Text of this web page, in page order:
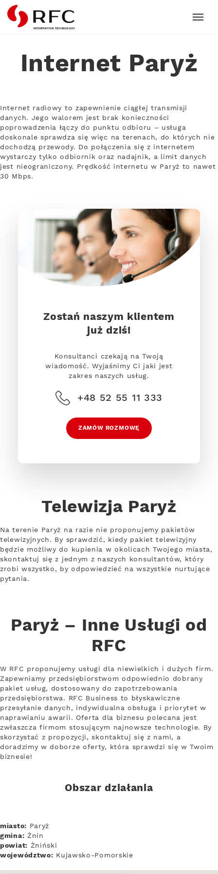
RFC
Internet Paryż
Internet radiowy to zapewnienie ciągłej transmisji
danych. Jego walorem jest brak konieczności
poprowadzenia łączy do punktu odbioru – usługa
doskonale sprawdza się więc na terenach, do których nie
dochodzą przewody. Do połączenia się z internetem
wystarczy tylko odbiornik oraz nadajnik, a limit danych
jest nieograniczony. Prędkość internetu w Paryż to nawet
30 Mbps.
Zostań naszym klientem
już dziś!
Konsultanci czekają na Twoją
wiadomość. Wyjaśnimy Ci jaki jest
zakres naszych usług.
+48 52 55 11 333
ZAMÓW ROZMOWĘ
Telewizja Paryż
Na terenie Paryż na razie nie proponujemy pakietów
telewizyjnych. By sprawdzić, kiedy pakiet telewizyjny
będzie możliwy do kupienia w okolicach Twojego miasta,
skontaktuj się z jednym z naszych konsultantów, który
zrobi wszystko, by odpowiedzieć na wszystkie nurtujące
pytania.
Paryż – Inne Usługi od
RFC
W RFC proponujemy usługi dla niewielkich i dużych firm.
Zapewniamy przedsiębiorstwom odpowiednio dobrany
pakiet usług, dostosowany do zapotrzebowania
przedsiębiorstwa. RFC Business to błyskawiczne
przesyłanie danych, indywidualna obsługa i priorytet w
naprawianiu awarii. Oferta dla biznesu polecana jest
zwłaszcza firmom stosującym najnowsze technologie. By
skorzystać z propozycji, skontaktuj się z nami, a
doradzimy w doborze oferty, która sprawdzi się w Twoim
biznesie!
Obszar działania
miasto: Paryż
gmina: Żnin
powiat: Żniński
województwo: Kujawsko-Pomorskie